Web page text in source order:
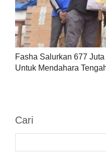
Fasha Salurkan 677
Untuk Mendahara
Cari